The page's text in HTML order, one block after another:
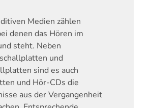
Medien zählen
denen das Hören im
steht. Neben
und
sind es auch
und Hör-CDs die
aus der Vergangenheit